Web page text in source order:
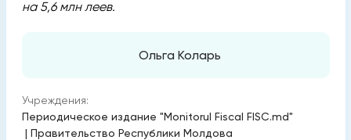
на 5,6 млн леев.
Ольга Коларь
Учреждения:
Периодическое издание "Monitorul Fiscal FISC.md"
| Правительство Республики Молдова